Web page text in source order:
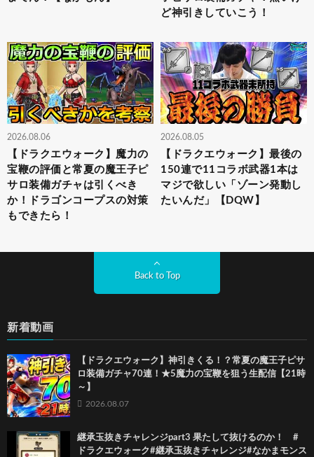
ど神引きしていこう！
2026.08.06
【ドラクエウォーク】魔力の
宝鞭の評価と常夏の魔王子ピ
サロ装備ガチャは引くべき
か！ドラゴンコープスの対策
もできたら！
2026.08.05
【ドラクエウォーク】最後の
150連で11コラボ武器1本は
マジで欲しい「ゾーン発動し
たいんだ」【DQW】
Back to Top
新着動画
【ドラクエウォーク】神引きくる！？常夏の魔王子ピサ
ロ装備ガチャ70連！★5魔力の宝鞭を狙う生配信【21時
～】
2026.08.07
継承玉抜きチャレンジpart3 果たして抜けるのか！ #
ドラクエウォーク#継承玉抜きチャレンジ#なかまモンス